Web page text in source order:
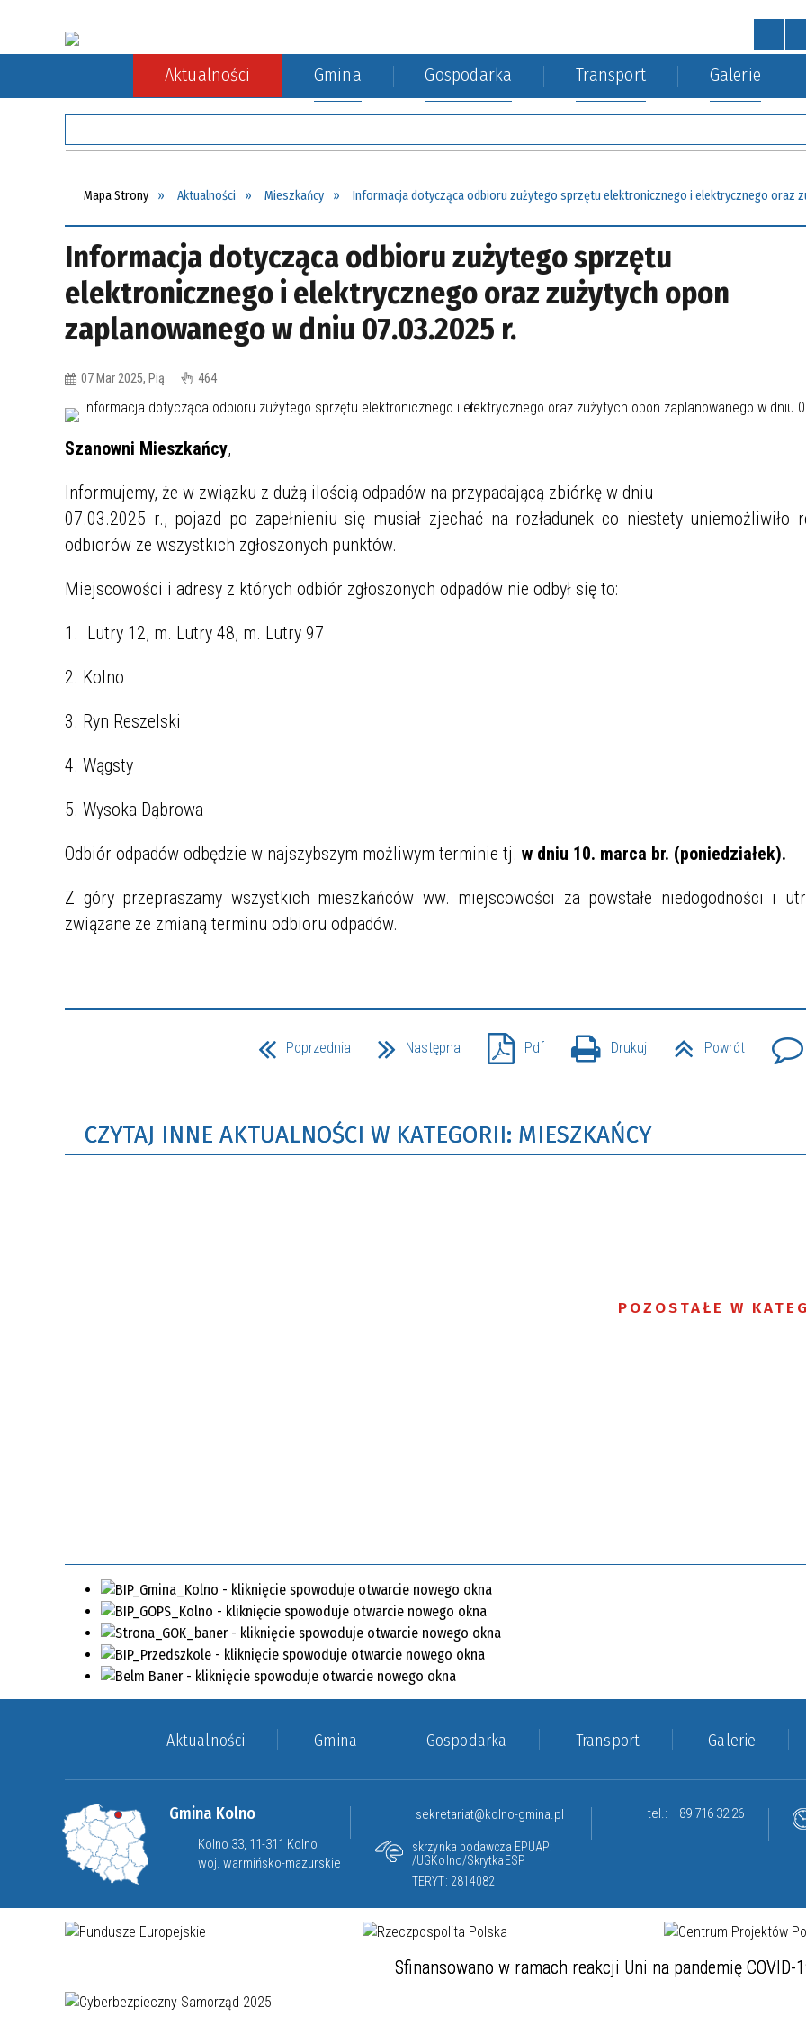
STRONA GŁÓWNA
Aktualności Gmina Gospodarka Transport Galerie
Mapa Strony Aktualności Mieszkańcy Informacja dotycząca odbioru zużytego sprzętu elektronicznego i elektrycznego oraz
Informacja dotycząca odbioru zużytego sprzętu
elektronicznego i elektrycznego oraz zużytych opon
zaplanowanego w dniu 07.03.2025 r.
07 Mar 2025, Pią 464
Szanowni Mieszkańcy,
Informujemy, że w związku z dużą ilością odpadów na przypadającą zbiórkę w dniu
07.03.2025 r., pojazd po zapełnieniu się musiał zjechać na rozładunek co niestety uniemożliwiło
odbiorów ze wszystkich zgłoszonych punktów.
Miejscowości i adresy z których odbiór zgłoszonych odpadów nie odbył się to:
1. Lutry 12, m. Lutry 48, m. Lutry 97
2. Kolno
3. Ryn Reszelski
4. Wągsty
5. Wysoka Dąbrowa
Odbiór odpadów odbędzie w najszybszym możliwym terminie tj. w dniu 10. marca br. (poniedziałek).
Z góry przepraszamy wszystkich mieszkańców ww. miejscowości za powstałe niedogodności i
związane ze zmianą terminu odbioru odpadów.
Poprzednia Następna Pdf Drukuj Powrót
CZYTAJ INNE AKTUALNOŚCI W KATEGORII: MIESZKAŃCY
POZOSTAŁE W
Aktualności Gmina Gospodarka Transport Galerie
Gmina Kolno
Kolno 33, 11-311 Kolno
woj. warmińsko-mazurskie
sekretariat@kolno-gmina.pl
skrzynka podawcza EPUAP:
/UGKolno/SkrytkaESP
TERYT: 2814082
tel.: 89 716 32 26
Sfinansowano w ramach reakcji Uni na pandemię COVID-